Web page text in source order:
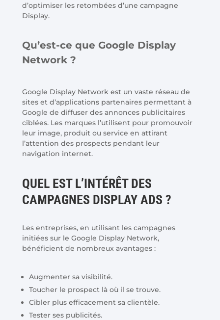
d’optimiser les retombées d’une campagne
Display.
Qu’est-ce que Google Display
Network ?
Google Display Network est un vaste réseau de
sites et d’applications partenaires permettant à
Google de diffuser des annonces publicitaires
ciblées. Les marques l’utilisent pour promouvoir
leur image, produit ou service en attirant
l’attention des prospects pendant leur
navigation internet.
QUEL EST L’INTÉRÊT DES
CAMPAGNES DISPLAY ADS ?
Les entreprises, en utilisant les campagnes
initiées sur le Google Display Network,
bénéficient de nombreux avantages :
Augmenter sa visibilité.
Toucher le prospect là où il se trouve.
Cibler plus efficacement sa clientèle.
Tester ses publicités.